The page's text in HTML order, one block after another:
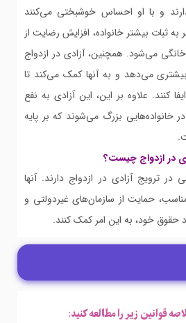
و با او احساس خوشبختی می‌کنند
به ثبات بیشتر خانواده، افزایش رضایت از
می‌شود. همچنین، آزادی در ازدواج
می‌دهد و به آنها کمک می‌کند تا
کنند. علاوه بر این، این آزادی به نفع
خانواده‌هایی بزرگ می‌شوند که بر پایه
در ازدواج چیست؟
ترویج آزادی در ازدواج دارند. آنها
حمایت از سازمان‌های غیردولتی و
حقوق خود، به این امر کمک کنند.
قوانین زیر را مطالعه کنید: